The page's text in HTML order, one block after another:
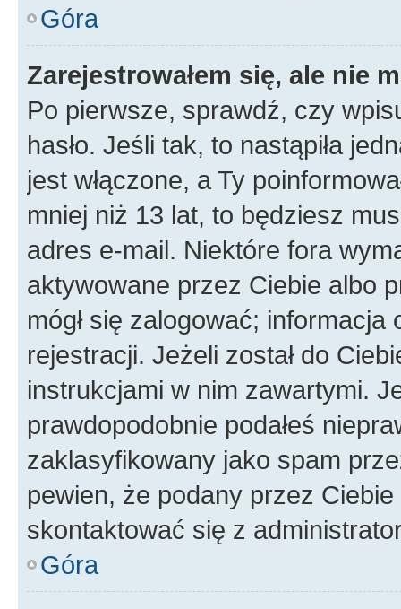
Góra
Zarejestrowałem się, ale nie
Po pierwsze, sprawdź, czy
hasło. Jeśli tak, to nastąpiła
jest włączone, a Ty
mniej niż 13 lat, to będziesz
adres e-mail. Niektóre fora
aktywowane przez Ciebie albo
mógł się zalogować;
rejestracji. Jeżeli został do
instrukcjami w nim zawartymi.
prawdopodobnie podałeś
zaklasyfikowany jako spam
pewien, że podany przez
skontaktować się z
Góra